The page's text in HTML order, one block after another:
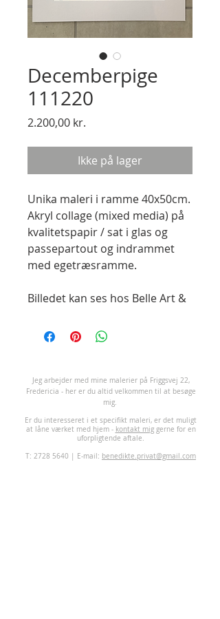
Decemberpige
111220
2.200,00 kr.
Ikke på lager
Unika maleri i ramme 40x50cm.
Akryl collage (mixed media) på
kvalitetspapir / sat i glas og
passepartout og indrammet
med egetræsramme.
Billedet kan ses hos Belle Art &
Kontakt +45 75 89 73 70.
eg arbejder med mine malerier på Friggsvej 22,
Fredericia - her er du altid velkommen til at besøge
mig.
Er du interesseret i et specifikt maleri, er det muligt
at låne værket med hjem - kontakt miggerne for en
uforpligtende aftale.
T: 2728 5640 | E-mail: benedikte.privat@gmail.com